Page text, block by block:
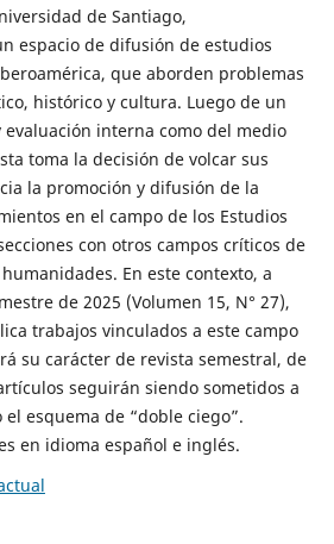
de Santiago,
espacio de difusión de estudios
que aborden problemas
histórico y cultura. Luego de un
interna como del medio
toma la decisión de volcar sus
la promoción y difusión de la
en el campo de los Estudios
con otros campos críticos de
En este contexto, a
de 2025 (Volumen 15, N° 27),
trabajos vinculados a este campo
su carácter de revista semestral, de
seguirán siendo sometidos a
esquema de “doble ciego”.
en idioma español e inglés.